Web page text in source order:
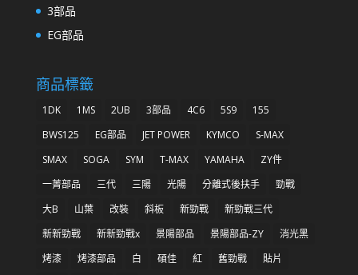
3部品
EG部品
商品標籤
1DK 1MS 2UB 3部品 4C6 5S9
155
BWS125
EG部品 JET POWER KYMCO
S-MAX
SMAX
SOGA SYM T-MAX YAMAHA
ZY件
一菁部品
三代 三陽 光陽 分離式後扶手
勁戰
大B
山葉 改裝 斜板 新勁戰
新勁戰三代
新新勁戰
新新勁戰x 景陽部品 景陽部品-ZY
消光黑
烤漆
烤漆部品 白 碩佳 紅 舊勁戰
貼片